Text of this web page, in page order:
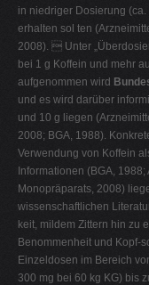
in niedriger Dosierung
erhalten sol ten
2008).  Unter
bei 1 g Koffein und mehr
aufgenommen wird
und es wird darüber
und 10 g liegen
2008; BGA, 1988).
Verwendung von Koffein
Informationen (BGA,
Monopräparats, 2008)
wissenschaftlichen
keit, mildem Zittern hin zu
Benommenheit und Kopf-
Einzeldosen im Bereich
300 mg bei 60 kg KG) bis